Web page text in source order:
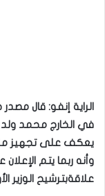
الراية إنفو: قال
في الخارج محمد ولد
يعكف على تجهيز
وأنه ربما يتم
علاقةبترشيح الوزير